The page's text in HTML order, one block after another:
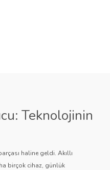
Teknolojinin
haline geldi. Akıllı
birçok cihaz, günlük